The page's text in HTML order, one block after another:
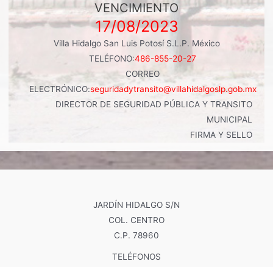
VENCIMIENTO
17/08/2023
Villa Hidalgo San Luis Potosí S.L.P. México
TELÉFONO:486-855-20-27
CORREO
ELECTRÓNICO:seguridadytransito@villahidalgoslp.gob.mx
DIRECTOR DE SEGURIDAD PÚBLICA Y TRANSITO
MUNICIPAL
FIRMA Y SELLO
JARDÍN HIDALGO S/N
COL. CENTRO
C.P. 78960
TELÉFONOS